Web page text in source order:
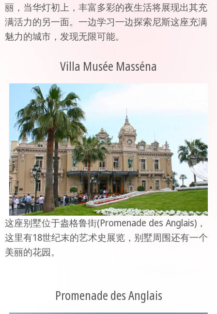
丽，当华灯初上，丰富多彩的夜生活将展现出其充
满活力的另一面。一边学习一边探索尼斯这座充满
魅力的城市，发现无限可能。
Villa Musée Masséna
这座别墅位于盎格鲁街(Promenade des Anglais)，
这里有18世纪末的艺术史展览，别墅周围还有一个
美丽的花园。
Promenade des Anglais